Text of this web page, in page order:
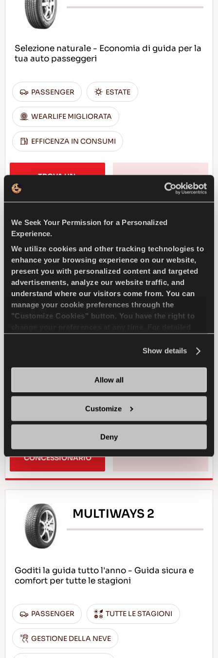
We Seek Your Permission for a Personalized
Experience.
We utilize cookies and other tracking technologies to
enhance your browsing experience on our website,
present you with personalized content and targeted
advertisements, analyze our website traffic, and
understand where our visitors come from. You can
manage your cookie preferences through the
"Customize Cookies" button. You have the right to
Show details
Allow all
Customize
Deny
Selezione naturale - Economia di guida per la
tua auto passeggeri
PASSENGER ESTATE
WEARLIFE MIGLIORATA
EFFICENZA IN CONSUMI
TROVA UN
SCOPRI DI PIU
Aderenza eccellente e sicurezza per la tua
auto
TRAZIONE SUL GHIACCIO
GESTIONE DEL GHIACCIO
TROVA UN
CONCESSIONARIO
MULTIWAYS 2
Goditi la guida tutto l'anno - Guida sicura e
comfort per tutte le stagioni
PASSENGER TUTTE LE STAGIONI
GESTIONE DELLA NEVE